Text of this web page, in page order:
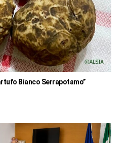
Bianco Serrapotamo”